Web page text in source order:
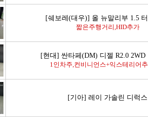
[쉐보레(대우)] 올 뉴말리부 1.5
짧은주행거리,HID추가
[현대] 싼타페(DM) 디젤 R2.0 2WD
1인차주,컨비니언스+익스테리어
[기아] 레이 가솔린 디럭스